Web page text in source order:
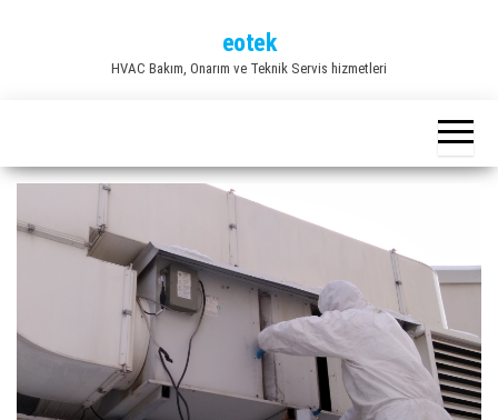
eotek
HVAC Bakım, Onarım ve Teknik Servis hizmetleri